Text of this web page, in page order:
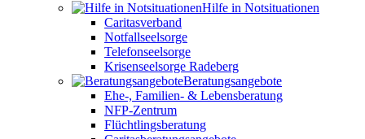
Hilfe in Notsituationen
Caritasverband
Notfallseelsorge
Telefonseelsorge
Krisenseelsorge Radeberg
Beratungsangebote
Ehe-, Familien- & Lebensberatung
NFP-Zentrum
Flüchtlingsberatung